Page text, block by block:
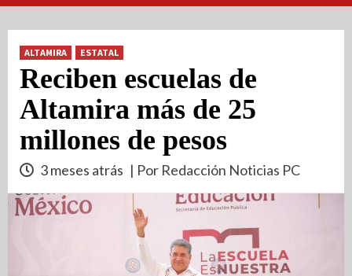
ALTAMIRA ESTATAL
Reciben escuelas de
Altamira más de 25
millones de pesos
3 meses atrás | Por Redacción Noticias PC